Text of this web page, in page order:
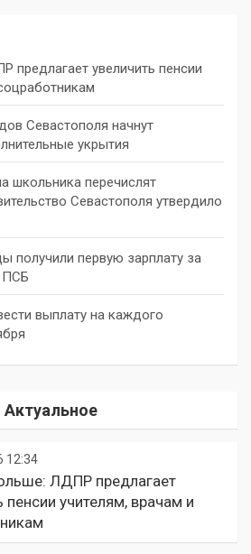
предлагает увеличить пенсии
Севастополя начнут
укрытия
школьника перечислят
Севастополя утвердило
получили первую зарплату за
ПСБ
выплату на каждого
Актуальное
12:34
ЛДПР предлагает
пенсии учителям, врачам и